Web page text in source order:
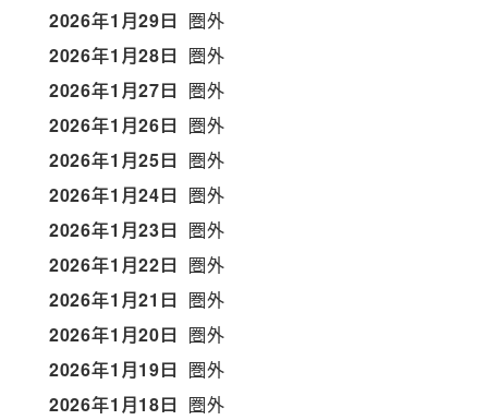
2026年1月29日 圏外
2026年1月28日 圏外
2026年1月27日 圏外
2026年1月26日 圏外
2026年1月25日 圏外
2026年1月24日 圏外
2026年1月23日 圏外
2026年1月22日 圏外
2026年1月21日 圏外
2026年1月20日 圏外
2026年1月19日 圏外
2026年1月18日 圏外